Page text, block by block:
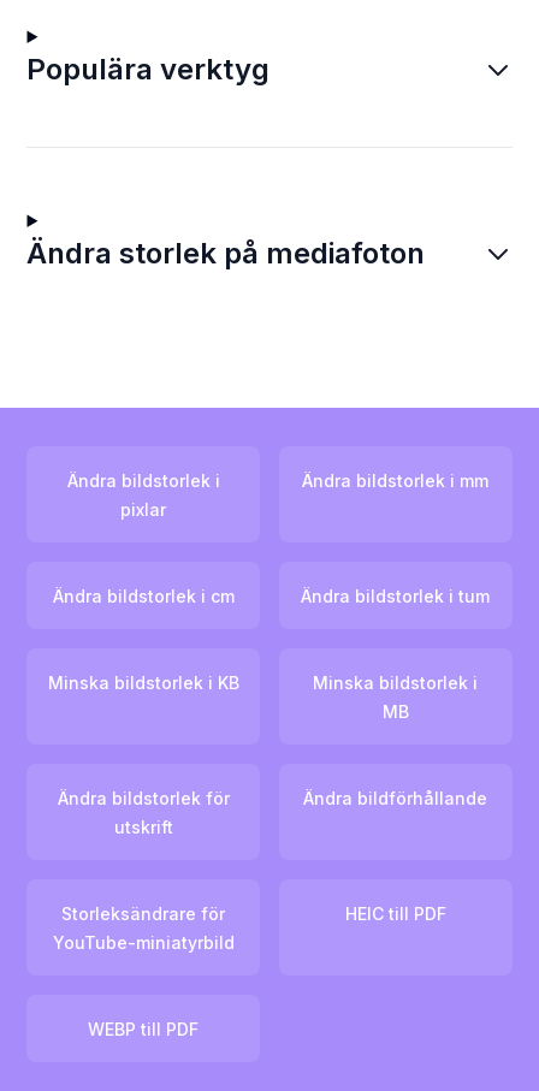
Populära verktyg
Ändra storlek på mediafoton
Ändra bildstorlek i
pixlar
Ändra bildstorlek i mm
Ändra bildstorlek i cm Ändra bildstorlek i tum
Minska bildstorlek i KB
Minska bildstorlek i
MB
Ändra bildstorlek för
utskrift
Ändra bildförhållande
Storleksändrare för
YouTube-miniatyrbild
HEIC till PDF
WEBP till PDF